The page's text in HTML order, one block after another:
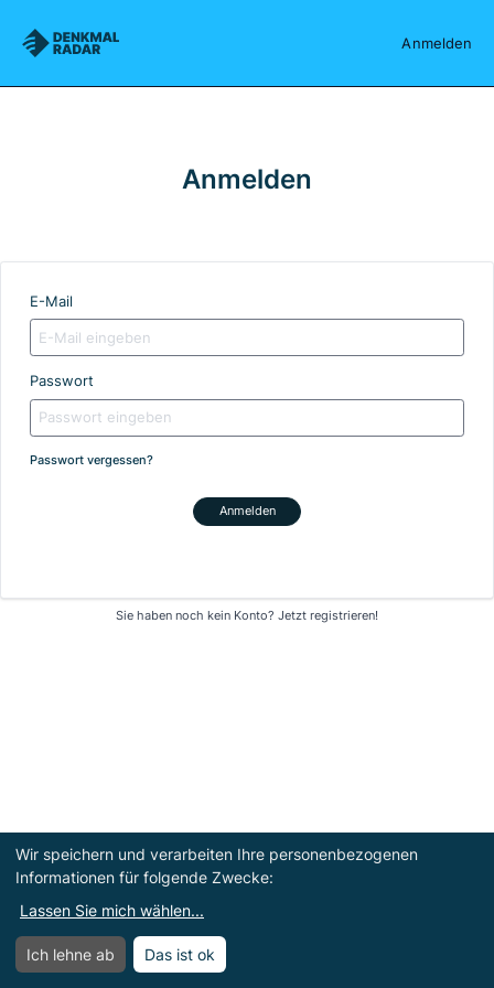
Denkmalradar Anmelden
Menü öffnen
Anmelden
E-Mail
Passwort
Passwort vergessen?
Anmelden
Sie haben noch kein Konto? Jetzt registrieren!
Wir speichern und verarbeiten Ihre personenbezogenen
Informationen für folgende Zwecke:
Lassen Sie mich wählen...
Ich lehne ab Das ist ok